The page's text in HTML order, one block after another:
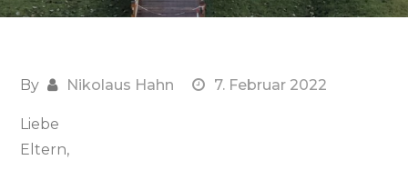
By Nikolaus Hahn 7. Februar 2022
Liebe
Eltern,